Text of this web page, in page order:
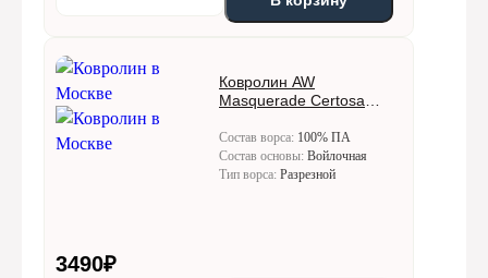
Ковролин AW
Masquerade Certosa
Состав ворса: 100% ПА
Состав основы: Войлочная
Тип ворса: Разрезной
3490₽